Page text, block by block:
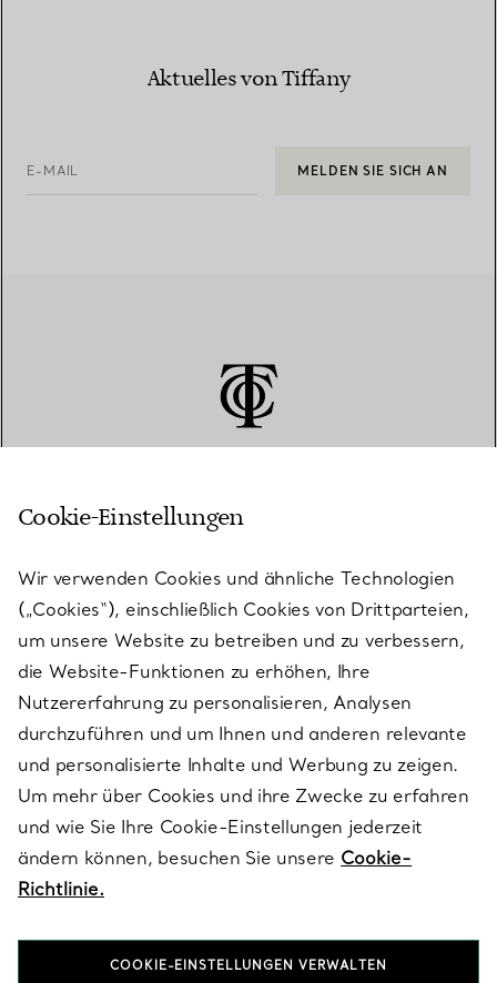
Aktuelles von Tiffany
E-MAIL MELDEN SIE SICH AN
KUNDENSERVICE
SERVICES
ÜBER TIFFANY & CO.
RECHTLICHE HINWEISE
FOLGEN SIE UNS
Cookie-Einstellungen
Wir verwenden Cookies und ähnliche Technologien
(„Cookies“), einschließlich Cookies von Drittparteien,
um unsere Website zu betreiben und zu verbessern,
die Website-Funktionen zu erhöhen, Ihre
Nutzererfahrung zu personalisieren, Analysen
durchzuführen und um Ihnen und anderen relevante
und personalisierte Inhalte und Werbung zu zeigen.
Um mehr über Cookies und ihre Zwecke zu erfahren
und wie Sie Ihre Cookie-Einstellungen jederzeit
ändern können, besuchen Sie unsere Cookie-
Richtlinie.
COOKIE-EINSTELLUNGEN VERWALTEN